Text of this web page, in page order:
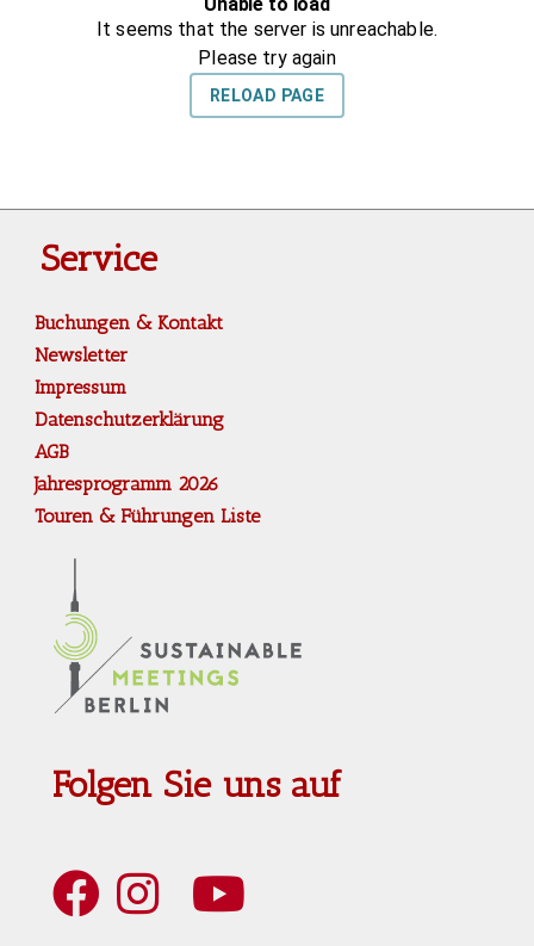
Service
Buchungen & Kontakt
Newsletter
Impressum
Datenschutzerklärung
AGB
Jahresprogramm 2026
Touren & Führungen Liste
Folgen Sie uns auf
Art Berlin Facebook
Art Berlin Instagram
Art Berlin Tripadvisior
Art Berlin YouTube